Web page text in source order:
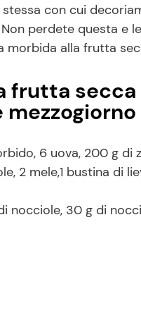
con cui
perdete questa e
morbida alla frutta
frutta
mezzogiorno
6 uova, 200 g di
2 mele,1 bustina di
nocciole, 30 g di